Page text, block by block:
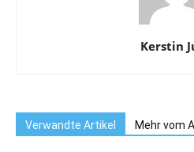
Kerstin
Verwandte Artikel Mehr vom